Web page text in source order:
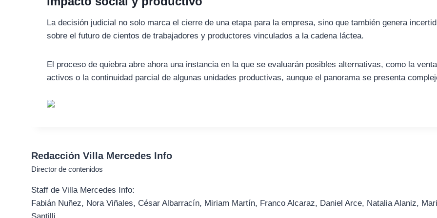
La decisión judicial no solo marca el cierre de una etapa para la empresa, sino que también genera
sobre el futuro de cientos de trabajadores y productores vinculados a la cadena láctea.
El proceso de quiebra abre ahora una instancia en la que se evaluarán posibles alternativas, como la
activos o la continuidad parcial de algunas unidades productivas, aunque el panorama se presenta
Redacción Villa Mercedes Info
Director de contenidos
Staff de Villa Mercedes Info:
Fabián Nuñez, Nora Viñales, César Albarracín, Miriam Martín, Franco Alcaraz, Daniel Arce, Natalia Alaniz,